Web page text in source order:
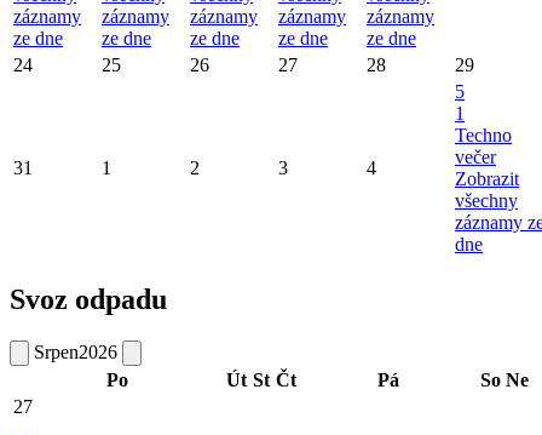
záznamy
ze dne
záznamy
ze dne
záznamy
ze dne
záznamy
ze dne
záznamy
ze dne
24 25 26 27 28 29
31 1 2 3 4
5
1
Techno
večer
Zobrazit
všechny
záznamy
dne
Svoz odpadu
Srpen2026
Po
Út St Čt Pá So Ne
27